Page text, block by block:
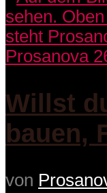
Prosanova
Willst
bauen,
von